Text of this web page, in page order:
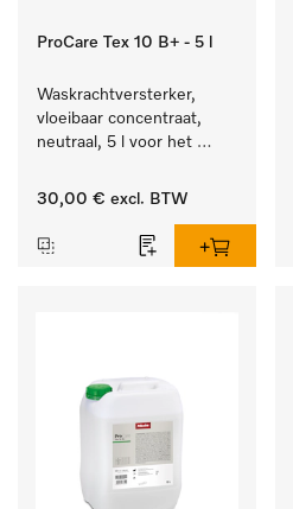
ProCare Tex 10 B+ - 5 l
Waskrachtversterker,
vloeibaar concentraat,
neutraal, 5 l voor het
vetvlekken.
30,00 € excl. BTW